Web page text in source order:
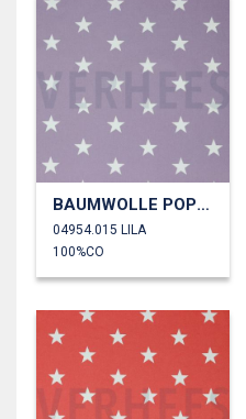
BAUMWOLLE POPELINE STERNE
04954.015 LILA
100%CO